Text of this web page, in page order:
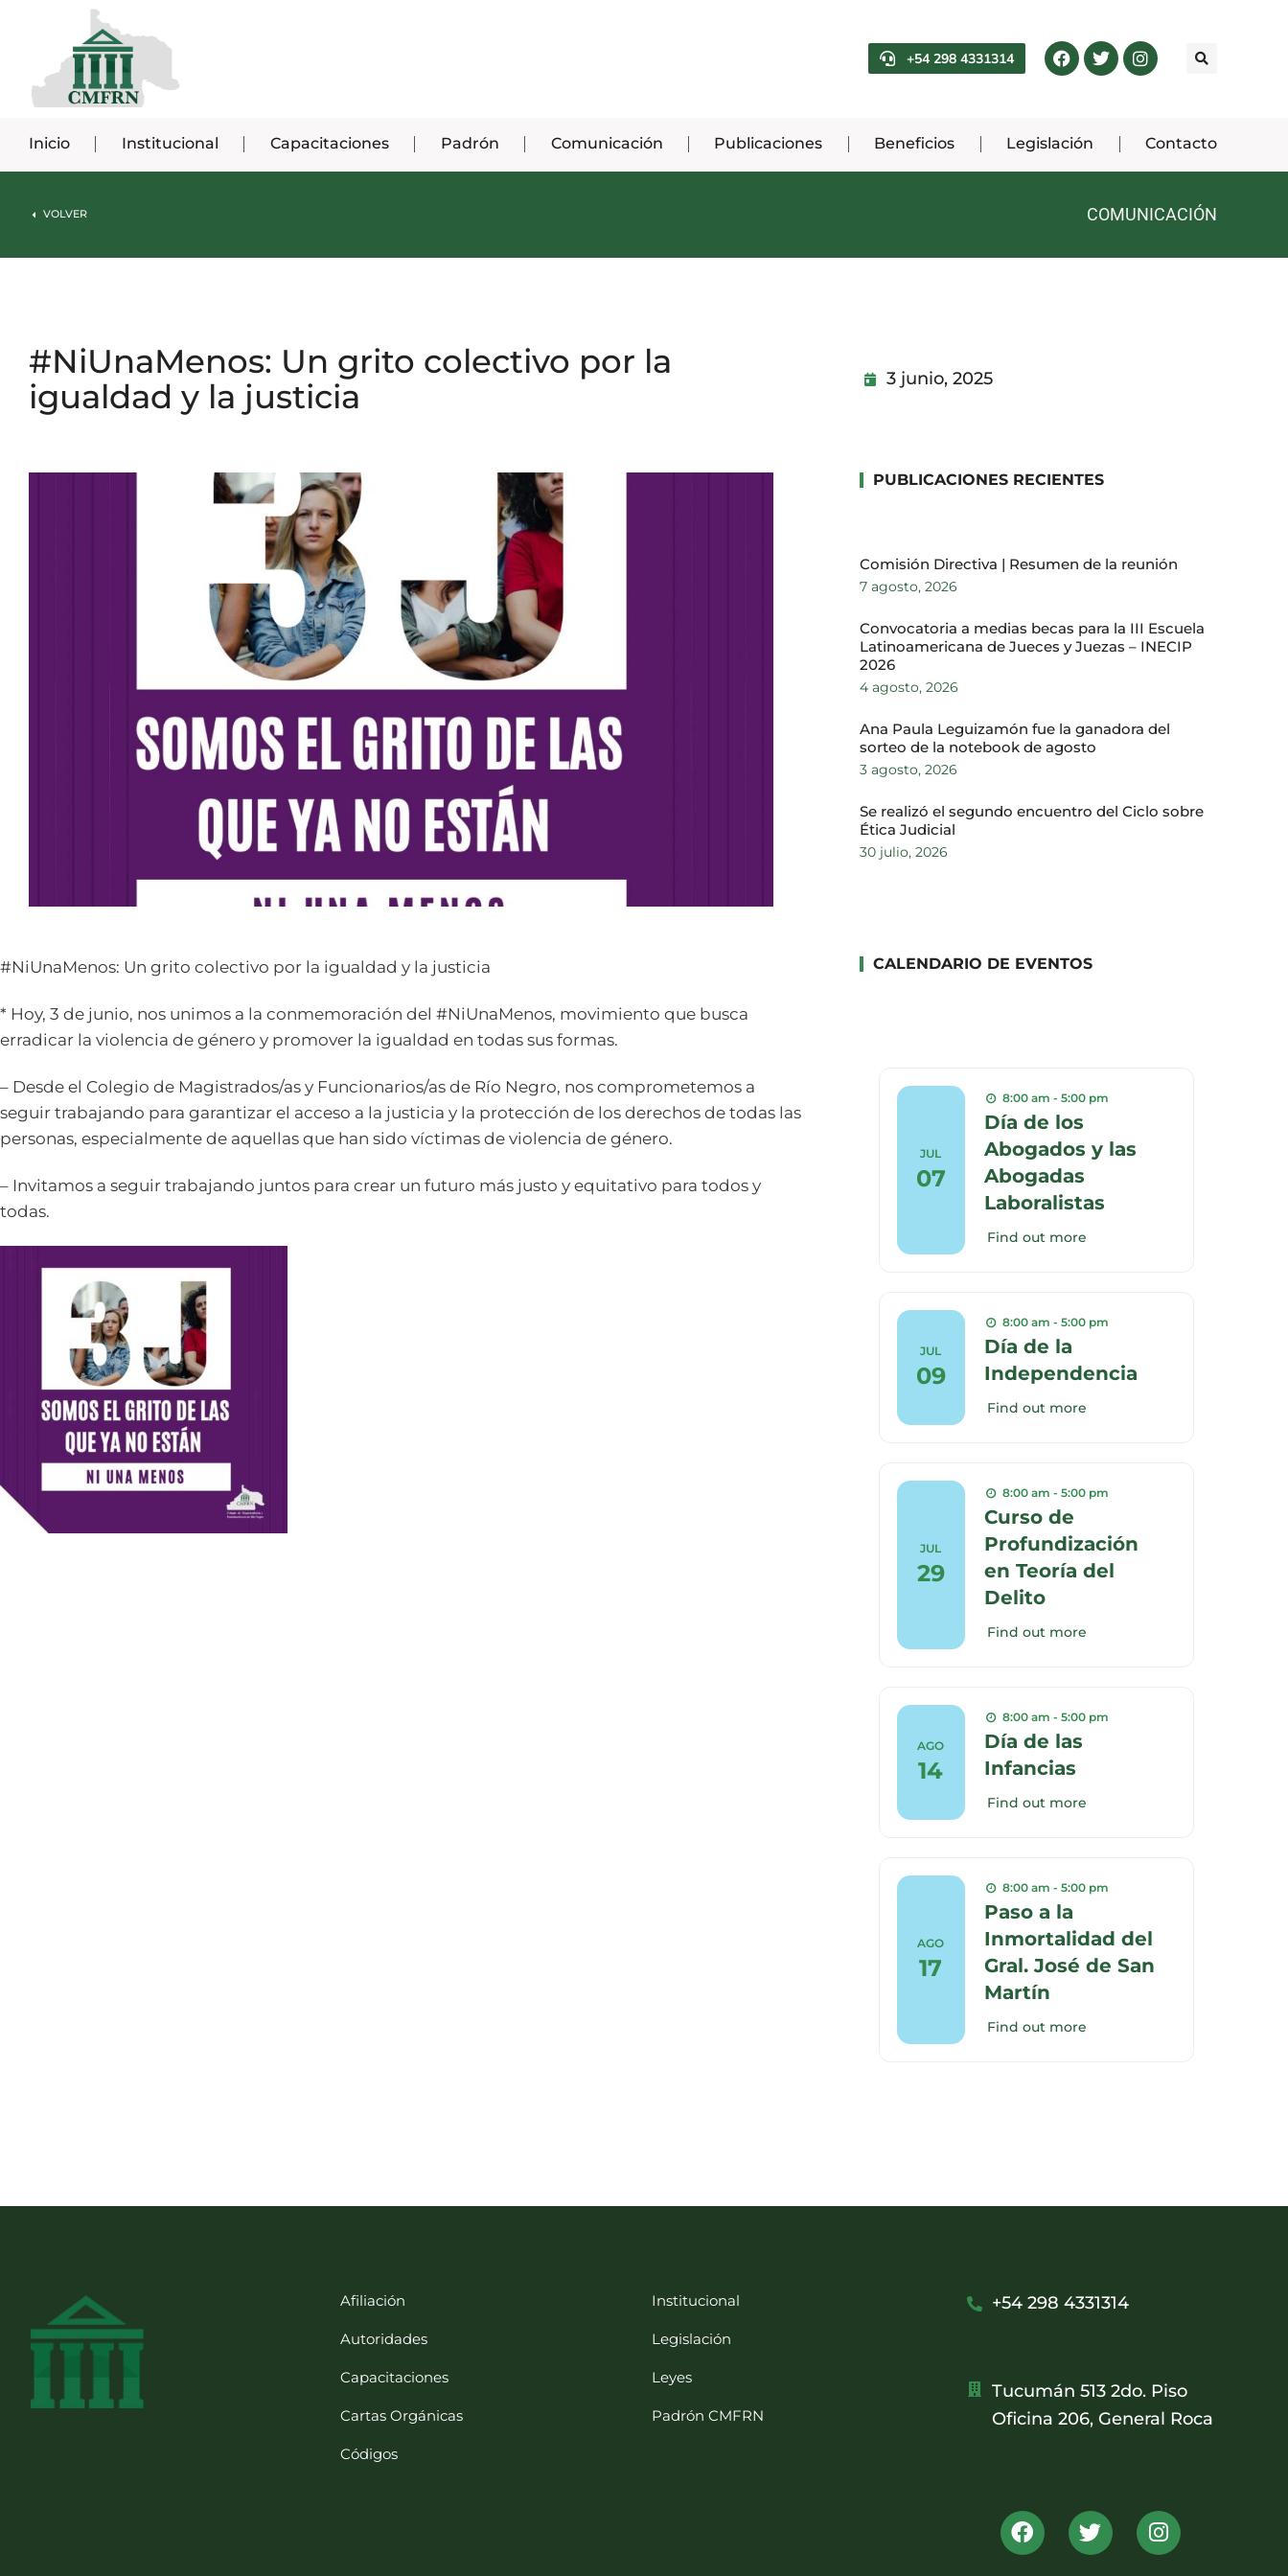
+54 298 4331314
Inicio Institucional Capacitaciones Padrón Comunicación Publicaciones Beneficios Legislación Contacto
VOLVER COMUNICACIÓN
#NiUnaMenos: Un grito colectivo por la
igualdad y la justicia
3 junio, 2025
#NiUnaMenos: Un grito colectivo por la igualdad y la justicia
* Hoy, 3 de junio, nos unimos a la conmemoración del #NiUnaMenos, movimiento que busca
erradicar la violencia de género y promover la igualdad en todas sus formas.
– Desde el Colegio de Magistrados/as y Funcionarios/as de Río Negro, nos comprometemos a
seguir trabajando para garantizar el acceso a la justicia y la protección de los derechos de todas las
personas, especialmente de aquellas que han sido víctimas de violencia de género.
– Invitamos a seguir trabajando juntos para crear un futuro más justo y equitativo para todos y
todas.
PUBLICACIONES RECIENTES
Comisión Directiva | Resumen de la reunión
7 agosto, 2026
Convocatoria a medias becas para la III Escuela
Latinoamericana de Jueces y Juezas – INECIP
2026
4 agosto, 2026
Ana Paula Leguizamón fue la ganadora del
sorteo de la notebook de agosto
3 agosto, 2026
Se realizó el segundo encuentro del Ciclo sobre
Ética Judicial
30 julio, 2026
CALENDARIO DE EVENTOS
JUL
07
8:00 am - 5:00 pm
Día de los
Abogados y las
Abogadas
Laboralistas
Find out more
JUL
09
8:00 am - 5:00 pm
Día de la
Independencia
Find out more
JUL
29
8:00 am - 5:00 pm
Curso de
Profundización
en Teoría del
Delito
Find out more
AGO
14
8:00 am - 5:00 pm
Día de las
Infancias
Find out more
AGO
17
8:00 am - 5:00 pm
Paso a la
Inmortalidad del
Gral. José de San
Martín
Find out more
Afiliación
Autoridades
Capacitaciones
Cartas Orgánicas
Códigos
Institucional
Legislación
Leyes
Padrón CMFRN
+54 298 4331314
Tucumán 513 2do. Piso
Oficina 206, General Roca